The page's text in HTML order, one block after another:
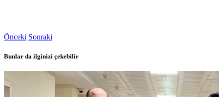
Önceki Sonraki
Bunlar da ilginizi çekebilir